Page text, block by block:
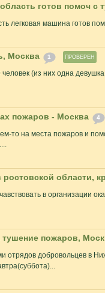
готов помоч
легковая машина готов
Москва 1 ПРОВЕРЕН
(из них одна
пожаров - Москва 4
то на места пожаров и
области,
в организации
пожаров,
отрядов добровольцев в